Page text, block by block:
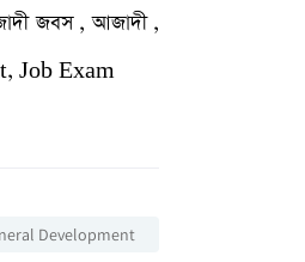
জবস , আজাদী ,
Job Exam
Development